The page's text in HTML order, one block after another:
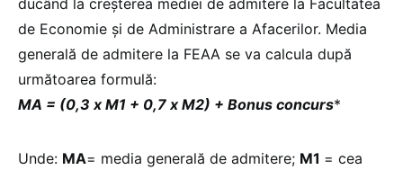
de Economie și de Administrare a Afacerilor. Media
generală de admitere la FEAA se va calcula după
următoarea formulă:
MA = (0,3 x M1 + 0,7 x M2) + Bonus concurs*
Unde: MA= media generală de admitere; M1 = cea